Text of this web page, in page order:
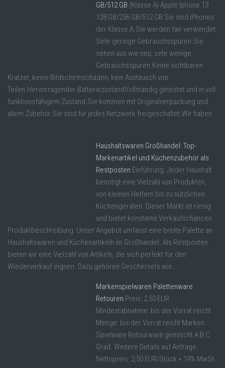
GB/512 GB (Klasse A) Apple Iphone 13
128 GB/256 GB/512 GB Sie sind iPhones
der Klasse A.Sie werden fair verwendet.
Sehr geringe Gebrauchsspuren.Sie
sehen aus wie neu, sehr wenige
Gebrauchsspuren.Keine sichtbaren
Kratzer, keine Bildschirmschäden, kein Austausch von
Teilen.Hervorragender BatteriezustandVollständig getestet und in voll
funktionsfähigem Zustand.Sie kommen mit Originalverpackung und
allem Zubehör.Sie sind für jedes Netzwerk freigeschaltet.Wir haben
...
Haushaltswaren Großhandel: Top-
Markenartikel und Küchenzubehör als
Restposten Einführung: Jeder Haushalt
benötigt eine Vielzahl von Produkten,
von kleinen Helfern bis zu nützlichen
Küchengeräten. Dieser Markt ist riesig
und bietet konstante Verkaufschancen.
Produktbeschreibung: Unser Angebot umfasst eine breite Palette an
Haushaltswaren und Küchenartikeln im Großhandel. Als Restposten
bieten wir eine Vielzahl von Artikeln, die sich perfekt für den
Wiederverkauf eignen. Dazu gehören Geschirrsets wie ...
Markenspielwaren Palettenware
Retouren Preis: 2,50 EUR
Mindestabnahme: bis der Vorrat reicht
Menge: bis der Vorrat reicht Marken
Spielware Retourware gemischt A:B:C
Grad. Weitere Details auf Anfrage.
Nettopreis: 2,50 EUR/Stück + 19% MwSt.